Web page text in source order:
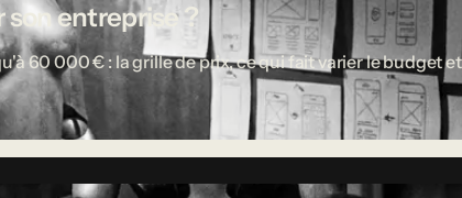
entreprise ?
60 000 € : la grille de prix, ce qui fait varier le budget